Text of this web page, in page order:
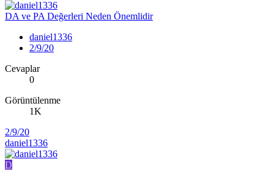
DA ve PA Değerleri Neden Önemlidir
daniel1336
2/9/20
Cevaplar
0
Görüntülenme
1K
2/9/20
daniel1336
D